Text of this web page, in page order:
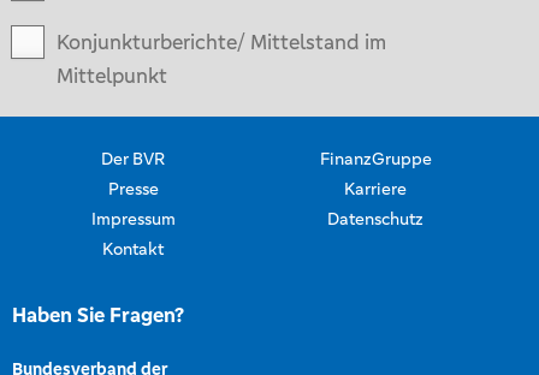
Konjunkturberichte/ Mittelstand im
Mittelpunkt
Der BVR
FinanzGruppe
Presse
Karriere
Impressum
Datenschutz
Kontakt
Haben Sie Fragen?
Bundesverband der